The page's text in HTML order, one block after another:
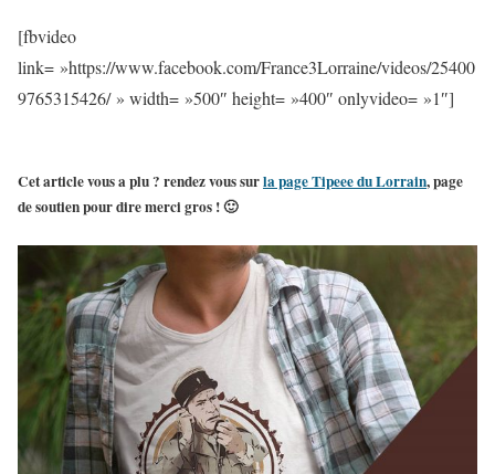
[fbvideo
link= »https://www.facebook.com/France3Lorraine/videos/25400
9765315426/ » width= »500″ height= »400″ onlyvideo= »1″]
Cet article vous a plu ? rendez vous surla page Tipeee du Lorrain,page
de soutien pour dire merci gros ! 🙂